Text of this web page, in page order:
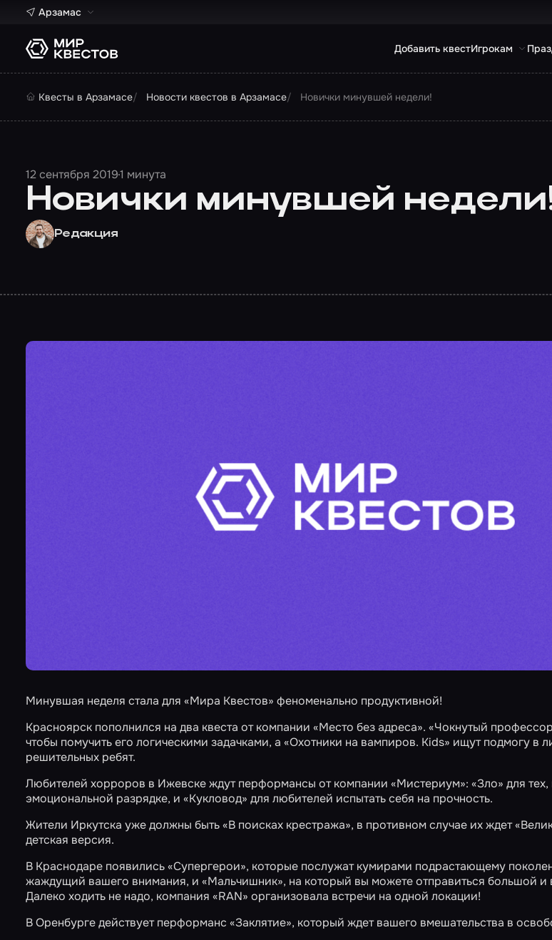
Арзамас
Добавить квестИгрокам
Квесты в Арзамасе Новости квестов в Арзамасе Новички минувшей недели!
12 сентября 20191 минута
Новички минувшей
Редакция
Минувшая неделя стала для «Мира Квестов» феноменально продуктивной!
Красноярск пополнился на два квеста от компании «Место без адреса». «Чокнутый
чтобы помучить его логическими задачками, а «Охотники на вампиров. Kids» ищут подмогу в
решительных ребят.
Любителей хорроров в Ижевске ждут перформансы от компании «Мистериум»: «Зло» для
эмоциональной разрядке, и «Кукловод» для любителей испытать себя на прочность.
Жители Иркутска уже должны быть«В поисках крестража», в противном случае их ждет
детская версия.
В Краснодаре появились«Супергерои», которые послужат кумирами подрастающему
жаждущий вашего внимания, и «Мальчишник», на который вы можете отправиться большой и
Далеко ходить не надо, компания «RAN» организовала встречи на одной локации!
В Оренбурге действует перформанс «Заклятие», который ждет вашего вмешательства в